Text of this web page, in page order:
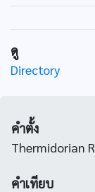
ดู
Directory
คำตั้ง
Thermidorian
คำเทียบ